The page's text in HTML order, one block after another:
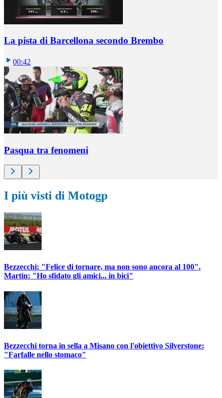
La pista di Barcellona secondo Brembo
00:42
Pasqua tra fenomeni
I più visti di Motogp
Bezzecchi: "Felice di tornare, ma non sono ancora al 100".
Martin: "Ho sfidato gli amici... in bici"
Bezzecchi torna in sella a Misano con l'obiettivo Silverstone:
"Farfalle nello stomaco"